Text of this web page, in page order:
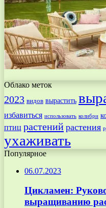
Облако меток
2023 видов вырастить
избавиться использовать колибри
птиц растений растения
ухаживать
Популярное
06.07.2023
Цикламен:
выращиванию